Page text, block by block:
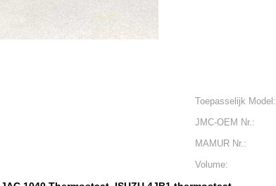
Toepasselijk Model:
JMC-OEM Nr.:
MAMUR Nr.:
Volume: